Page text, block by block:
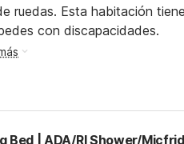
ruedas. Esta habitación
con discapacidades.
Bed | ADA/RI Shower/